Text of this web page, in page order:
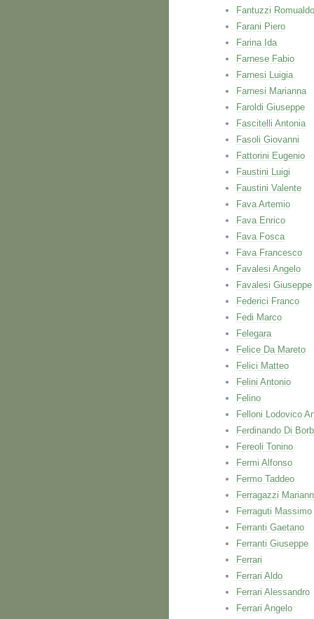
Fantuzzi Romualdo
Farani Piero
Farina Ida
Farnese Fabio
Farnesi Luigia
Farnesi Marianna
Faroldi Giuseppe
Fascitelli Antonia
Fasoli Giovanni
Fattorini Eugenio
Faustini Luigi
Faustini Valente
Fava Artemio
Fava Enrico
Fava Fosca
Fava Francesco
Favalesi Angelo
Favalesi Giuseppe
Federici Franco
Fedi Marco
Felegara
Felice Da Mareto
Felici Matteo
Felini Antonio
Felino
Felloni Lodovico
Ferdinando Di
Fereoli Tonino
Fermi Alfonso
Fermo Taddeo
Ferragazzi
Ferraguti Massimo
Ferranti Gaetano
Ferranti Giuseppe
Ferrari
Ferrari Aldo
Ferrari Alessandro
Ferrari Angelo